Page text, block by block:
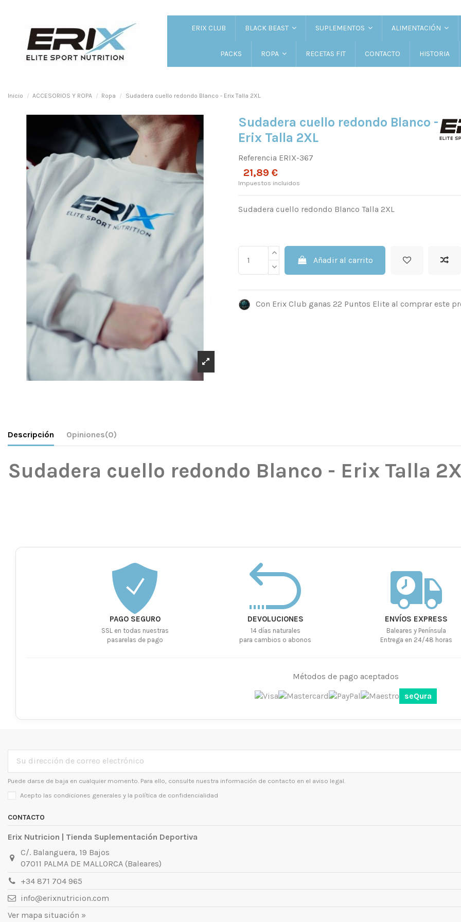
ERIX CLUB BLACK BEAST SUPLEMENTOS ALIMENTACIÓN
PACKS ROPA RECETAS FIT CONTACTO HISTORIA
Inicio ACCESORIOS Y ROPA Ropa Sudadera cuello redondo Blanco - Erix Talla 2XL
Sudadera cuello redondo Blanco -
Erix Talla 2XL
Referencia ERIX-367
21,89 €
Impuestos incluidos
Sudadera cuello redondo Blanco Talla 2XL
Añadir al carrito
Con Erix Club ganas 22 Puntos Elite al comprar este
Descripción Opiniones(0)
Sudadera cuello redondo Blanco - Erix Talla
PAGO SEGURO
SSL en todas nuestras
pasarelas de pago
DEVOLUCIONES
14 días naturales
para cambios o abonos
ENVÍOS EXPRESS
Baleares y Península
Entrega en 24/48 horas
Métodos de pago aceptados
seQura
Puede darse de baja en cualquier momento. Para ello, consulte nuestra información de contacto en el aviso legal.
Acepto las condiciones generales y la política de confidencialidad
CONTACTO
Erix Nutricion | Tienda Suplementación Deportiva
C/. Balanguera, 19 Bajos
07011 PALMA DE MALLORCA (Baleares)
+34 871 704 965
info@erixnutricion.com
Ver mapa situación »